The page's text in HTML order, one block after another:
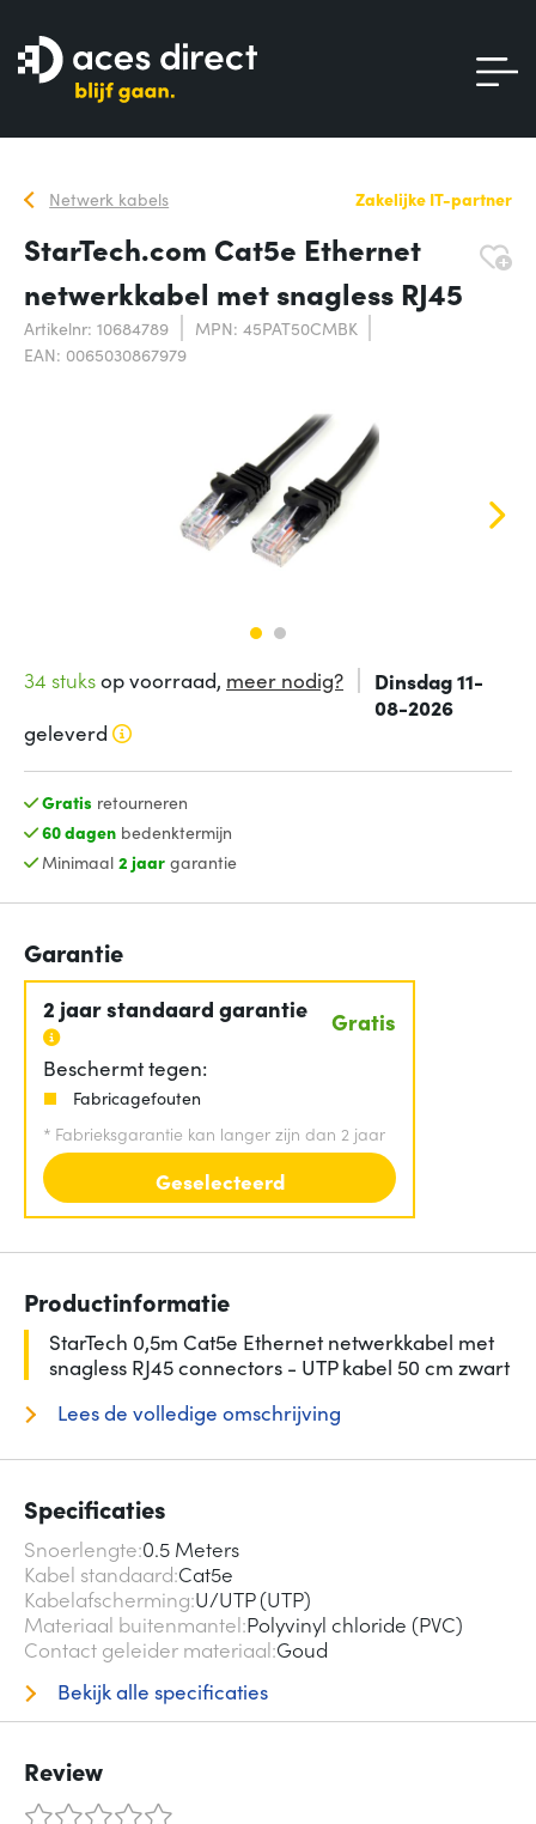
Netwerk kabels Zakelijke IT-partner
StarTech.com Cat5e Ethernet
netwerkkabel met snagless RJ45
Artikelnr: 10684789
MPN: 45PAT50CMBK
EAN: 0065030867979
34 stuksop voorraad, meer nodig?
Dinsdag 11-
08-2026
geleverd
Gratis retourneren
60 dagenbedenktermijn
Minimaal 2 jaargarantie
Garantie
2 jaar standaard garantie Gratis
Beschermt tegen:
Fabricagefouten
* Fabrieksgarantie kan langer zijn dan 2 jaar
Geselecteerd
Productinformatie
StarTech 0,5m Cat5e Ethernet netwerkkabel met
snagless RJ45 connectors - UTP kabel 50 cm zwart
Lees de volledige omschrijving
Specificaties
Snoerlengte 0.5 Meters
Kabel standaard Cat5e
Kabelafscherming U/UTP (UTP)
Materiaal buitenmantel Polyvinyl chloride (PVC)
Contact geleider materiaal Goud
Bekijk alle specificaties
Review